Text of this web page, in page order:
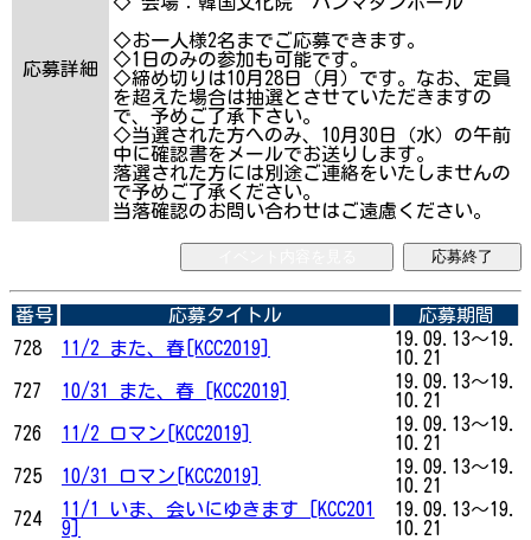
応募詳細
◇お一人様2名までご応募できます。
◇1日のみの参加も可能です。
◇締め切りは10月28日（月）です。なお、定員
を超えた場合は抽選とさせていただきますの
で、予めご了承下さい。
◇当選された方へのみ、10月30日（水）の午前
中に確認書をメールでお送りします。
落選された方には別途ご連絡をいたしませんの
で予めご了承ください。
当落確認のお問い合わせはご遠慮ください。
応募終了
番号 応募タイトル
応募期間
728
11/2 また、春[KCC2019]
19.09.13～19.
10.21
727
10/31 また、春 [KCC2019]
19.09.13～19.
10.21
726
11/2 ロマン[KCC2019]
19.09.13～19.
10.21
725
10/31 ロマン[KCC2019]
19.09.13～19.
10.21
724
11/1 いま、会いにゆきます [KCC201
9]
19.09.13～19.
10.21